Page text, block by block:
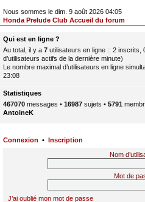
Nous sommes le dim. 9 août 2026 04:05
Honda Prelude Club Accueil du forum
Qui est en ligne ?
Au total, il y a 7 utilisateurs en ligne :: 2 inscrits,
d’utilisateurs actifs de la dernière minute)
Le nombre maximal d’utilisateurs en ligne
23:08
Statistiques
467070 messages • 16987 sujets • 5791
AntoineK
Connexion • Inscription
Nom
Mot de
J’ai oublié mon mot de passe